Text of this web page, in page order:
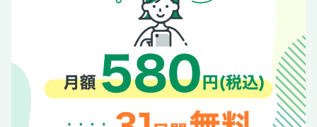
スーパーマーケット／新スーパーにClose Up
スーパーマーケット／ホールフーズ・マーケット
スーパーマーケット／フードランドファームズ
スーパーマーケット／ABCストア
スーパーマーケット／ダウントゥアース／ターゲット
スーパーマーケット／まだある！おすすめのスーパーマーケ